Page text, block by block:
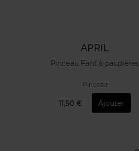
APRIL
Pinceau Fard à paupières
Pinceau
11,50 € Ajouter